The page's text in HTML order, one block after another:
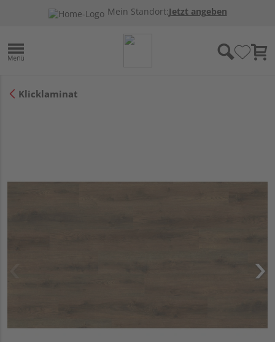
Mein Standort:Jetzt angeben
Klicklaminat